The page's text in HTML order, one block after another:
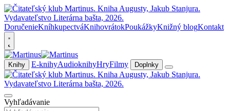
DoručenieKníhkupectváKnihovrátokPoukážkyKnižný blogKontakt
Knihy E-knihyAudioknihyHryFilmy Doplnky
Vyhľadávanie